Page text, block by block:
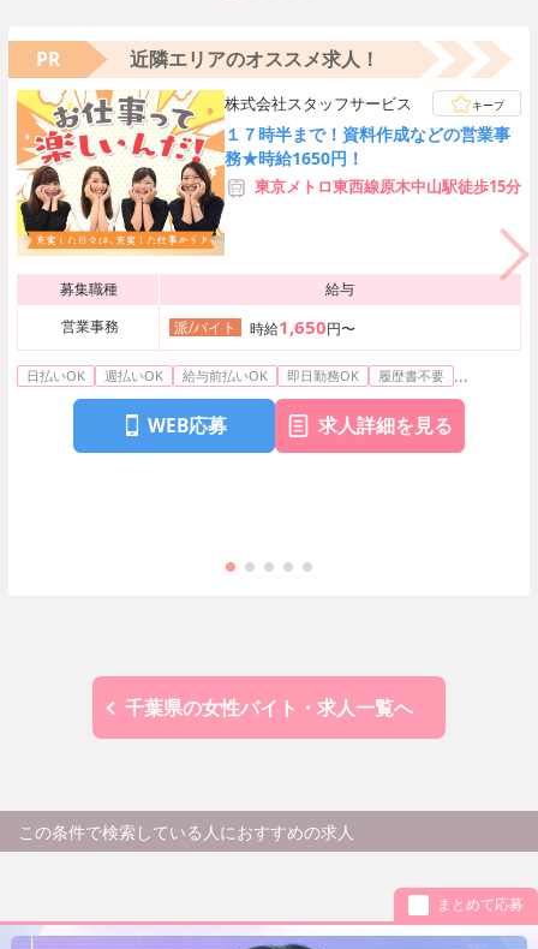
PR 近隣エリアのオススメ求人！
株式会社スタッフサービス キープ
１７時半まで！資料作成などの営業事
務★時給1650円！
東京メトロ東西線原木中山駅徒歩15分
募集職種
給与
営業事務
派/バイト 時給1,650円〜
日払いOK 週払いOK 給与前払いOK 即日勤務OK 履歴書不要 ...
WEB応募 求人詳細を見る
千葉県の女性バイト・求人一覧へ
この条件で検索している人におすすめの求人
まとめて応募